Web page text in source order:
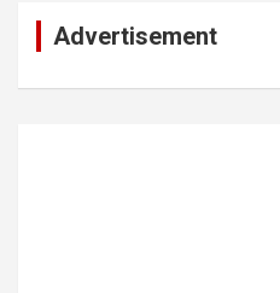
Advertisement